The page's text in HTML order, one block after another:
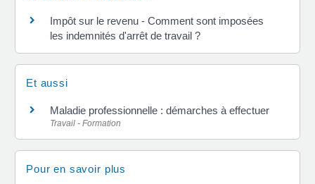
Impôt sur le revenu - Comment sont imposées
les indemnités d'arrêt de travail ?
Et aussi
Maladie professionnelle : démarches à effectuer
Travail - Formation
Pour en savoir plus